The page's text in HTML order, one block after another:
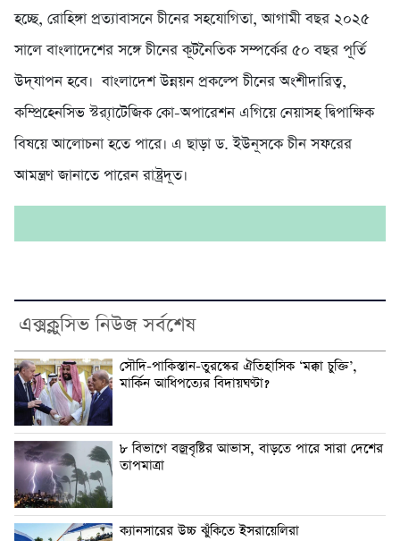
হচ্ছে, রোহিঙ্গা প্রত্যাবাসনে চীনের সহযোগিতা, আগামী বছর ২০২৫
সালে বাংলাদেশের সঙ্গে চীনের কূটনৈতিক সম্পর্কের ৫০ বছর পূর্তি
উদ্‌যাপন হবে। বাংলাদেশ উন্নয়ন প্রকল্পে চীনের অংশীদারিত্ব,
কম্প্রিহেনসিভ স্ট্র‍্যাটেজিক কো-অপারেশন এগিয়ে নেয়াসহ দ্বিপাক্ষিক
বিষয়ে আলোচনা হতে পারে। এ ছাড়া ড. ইউনূসকে চীন সফরের
আমন্ত্রণ জানাতে পারেন রাষ্ট্রদূত।
এক্সক্লুসিভ নিউজ সর্বশেষ
সৌদি-পাকিস্তান-তুরস্কের ঐতিহাসিক ‘মক্কা চুক্তি’,
মার্কিন আধিপত্যের বিদায়ঘণ্টা?
৮ বিভাগে বজ্রবৃষ্টির আভাস, বাড়তে পারে সারা দেশের
তাপমাত্রা
ক্যানসারের উচ্চ ঝুঁকিতে ইসরায়েলিরা